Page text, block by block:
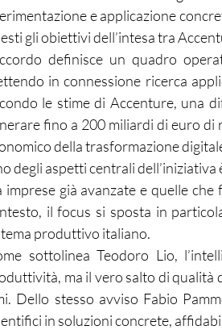
e applicazione
gli obiettivi dell’intesa tra
definisce un quadro
in connessione ricerca
le stime di Accenture, una
fino a 200 miliardi di euro
della trasformazione
degli aspetti centrali dell’iniziativa
imprese già avanzate e quelle
il focus si sposta in
produttivo italiano.
sottolinea Teodoro Lio,
ma il vero salto di qualità
Dello stesso avviso Fabio
in soluzioni concrete,